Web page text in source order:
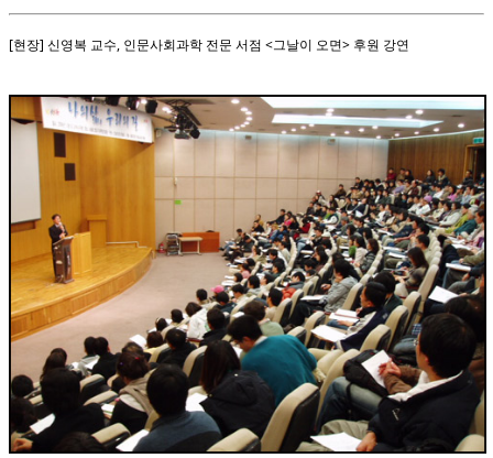
[현장] 신영복 교수, 인문사회과학 전문 서점 <그날이 오면> 후원 강연